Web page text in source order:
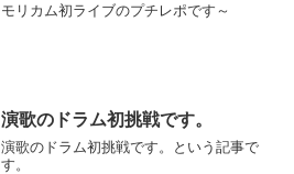
モリカム初ライブのプチレポです～
演歌のドラム初挑戦です。
演歌のドラム初挑戦です。という記事で
す。